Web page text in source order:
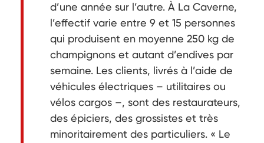
d’une année sur l’autre. À La Caverne,
l’effectif varie entre 9 et 15 personnes
qui produisent en moyenne 250 kg de
champignons et autant d’endives par
semaine. Les clients, livrés à l’aide de
véhicules électriques – utilitaires ou
vélos cargos –, sont des restaurateurs,
des épiciers, des grossistes et très
minoritairement des particuliers. « Le